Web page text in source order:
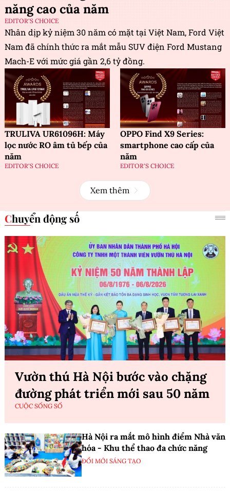
năng cao của năm
EDITOR'S CHOICE
Nhân dịp kỷ niệm 30 năm có mặt tại Việt Nam, Ford Việt
Nam đã chính thức ra mắt mẫu SUV điện Ford Mustang
Mach-E với mức giá gần 2,6 tỷ đồng.
TRULIVA UR61096H: Máy
lọc nước RO âm tủ bếp của
năm
EDITOR'S CHOICE
OPPO Find X9 Series:
smartphone cao cấp của
năm
EDITOR'S CHOICE
Xem thêm
Chuyển động số
Vườn thú Hà Nội bước vào chặng
đường phát triển mới sau 50 năm
CUỘC SỐNG SỐ
Hà Nội ra mắt mô hình điểm Nhà văn
hóa - Khu thể thao đa chức năng
ĐỔI MỚI SÁNG TẠO